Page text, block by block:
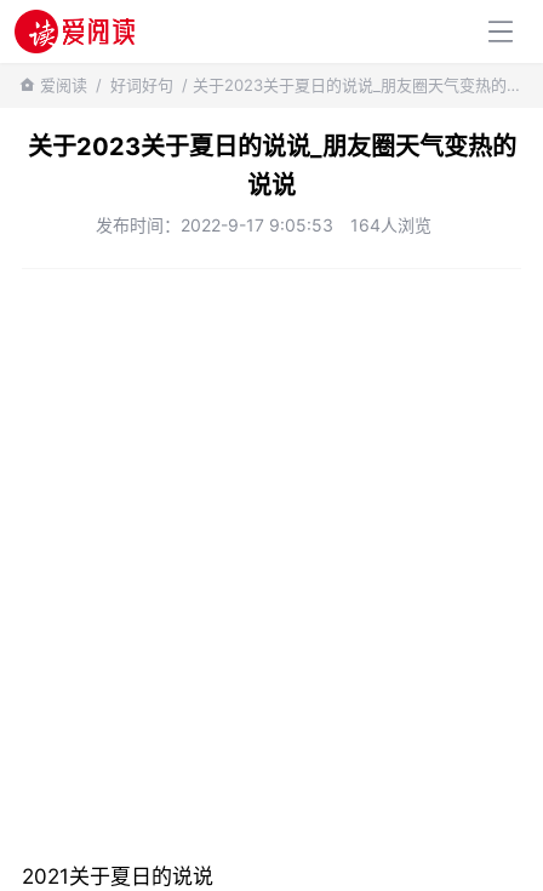
百科知识
爱阅读 / 好词好句 / 关于2023关于夏日的说说_朋友圈天气变热的说说
关于2023关于夏日的说说_朋友圈天气变热的
说说
发布时间：2022-9-17 9:05:53 164人浏览
2021关于夏日的说说